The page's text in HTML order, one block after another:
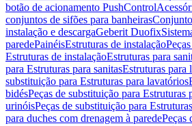
botão de acionamento PushControl
conjuntos de sifões para banheiras
instalação e descargaGeberit Duofix
paredePainéisEstruturas de instalação
Estruturas de instalaçãoEstruturas para
para Estruturas para sanitasEstruturas para
substituição para Estruturas para lavatórios
bidésPeças de substituição para Estruturas
urinóisPeças de substituição para
para duches com drenagem à paredePeças